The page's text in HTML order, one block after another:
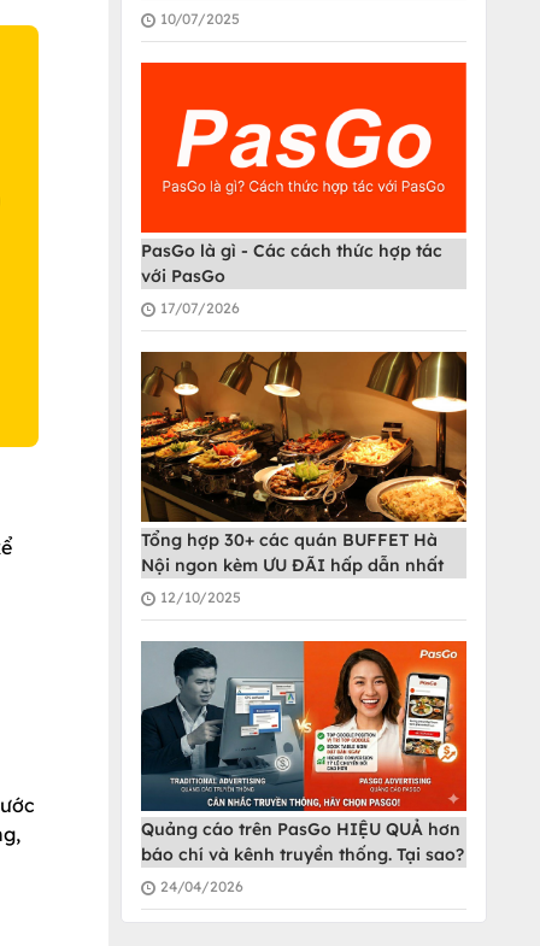
PasGo
10/07/2025
PasGo là gì - Các cách thức hợp tác
với PasGo
17/07/2026
Tổng hợp 30+ các quán BUFFET Hà
Nội ngon kèm ƯU ĐÃI hấp dẫn nhất
12/10/2025
Quảng cáo trên PasGo HIỆU QUẢ hơn
báo chí và kênh truyền thống. Tại sao?
24/04/2026